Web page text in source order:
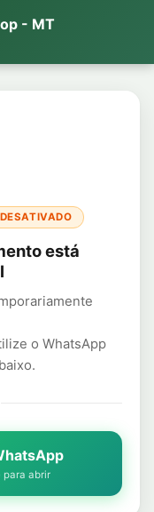
- MT
está
o WhatsApp
para abrir